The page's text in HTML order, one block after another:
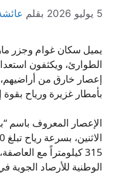
5 يوليو 2026 بقلم
يميل سكان غوام وجزر
الطوارئ، ويكثفون
إعصار خارق من
بأمطار غزيرة ورياح
الإعصار المعروف باسم
315 كيلومتراً مع
الوطنية للأرصاد الجوية